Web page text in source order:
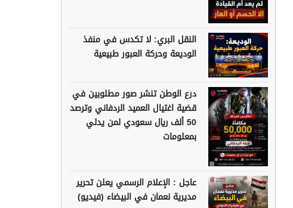
النقل البري: لا تكدس في منفذ
الوديعة وحركة العبور طبيعية
درع الوطن تنشر صور مطلوبين في
قضية اغتيال العميد الردفاني وترصد
50 ألف ريال سعودي لمن يدلي
بمعلومات
عاجل : الإعلام الرسمي يعلن تحرير
مديرية نعمان في البيضاء (فيديو)